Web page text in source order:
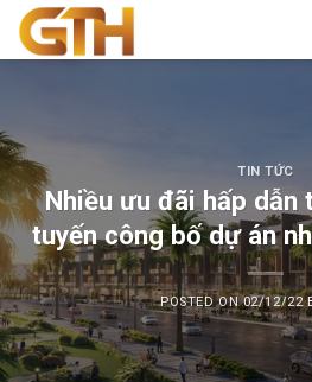
Skip
TIN TỨC
Nhiều ưu đãi hấp
tuyến công bố dự án
POSTED ON02/12/22